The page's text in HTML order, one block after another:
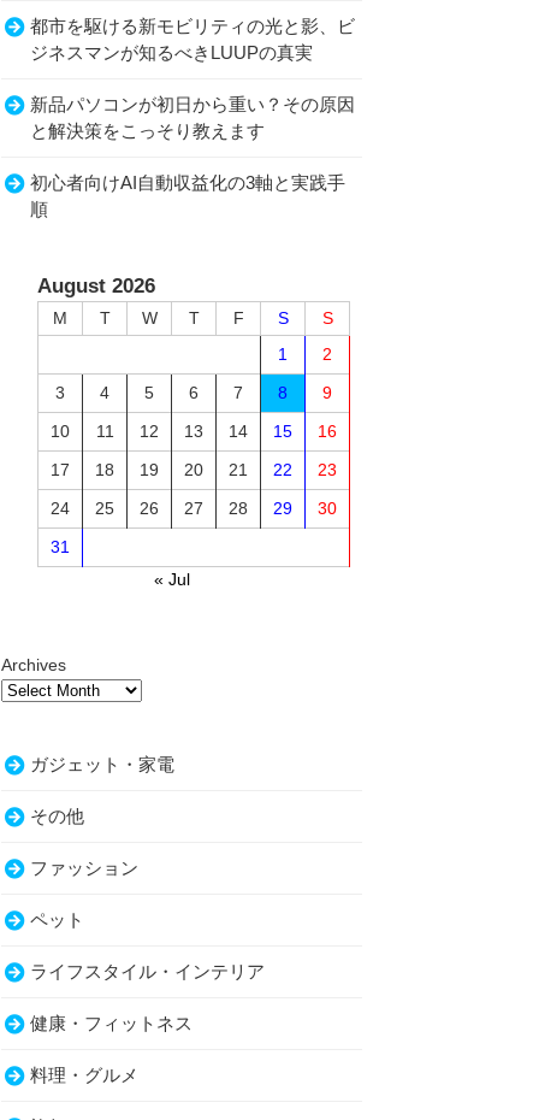
都市を駆ける新モビリティの光と影、ビ
ジネスマンが知るべきLUUPの真実
新品パソコンが初日から重い？その原因
と解決策をこっそり教えます
初心者向けAI自動収益化の3軸と実践手
順
August 2026
M T W T F S
S
1
2
3
4 5 6 7 8
9
10
11 12 13 14 15
16
17
18 19 20 21 22
23
24
25 26 27 28 29
30
31
« Jul
Archives
ガジェット・家電
その他
ファッション
ペット
ライフスタイル・インテリア
健康・フィットネス
料理・グルメ